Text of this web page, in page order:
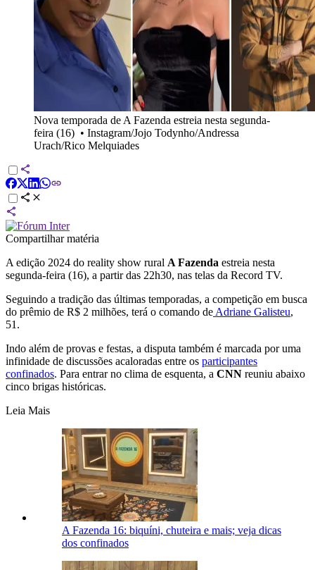
Nova temporada de A Fazenda estreia nesta segunda-
feira (16) • Instagram/Jojo Todynho/Andressa
Urach/Rico Melquiades
Compartilhar matéria
A edição 2024 do reality show rural A Fazenda estreia nesta
segunda-feira (16), a partir das 22h30, nas telas da Record TV.
Seguindo a tradição das últimas temporadas, a competição em busca
do prêmio de R$ 2 milhões, terá o comando de Adriane Galisteu,
51.
Indo além de provas e festas, a disputa também é marcada por uma
infinidade de discussões acaloradas entre os participantes
confinados. Para entrar no clima de esquenta, a CNN reuniu abaixo
cinco brigas históricas.
Leia Mais
A Fazenda 16: biquíni, chuteira e mais; veja dicas
dos confinados